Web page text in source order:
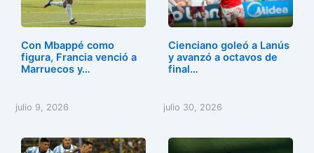
Con Mbappé como
figura, Francia venció a
Marruecos y…
julio 9, 2026
Cienciano goleó a Lanús
y avanzó a octavos de
final…
julio 30, 2026